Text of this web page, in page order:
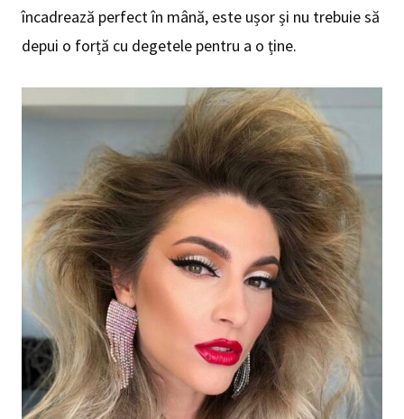
încadrează perfect în mână, este ușor și nu trebuie să
depui o forță cu degetele pentru a o ține.